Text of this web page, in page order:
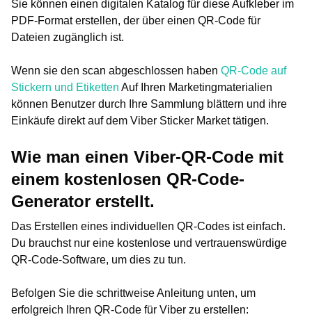
Sie können einen digitalen Katalog für diese Aufkleber im
PDF-Format erstellen, der über einen QR-Code für
Dateien zugänglich ist.
Wenn sie den scan abgeschlossen haben QR-Code auf
Stickern und Etiketten Auf Ihren Marketingmaterialien
können Benutzer durch Ihre Sammlung blättern und ihre
Einkäufe direkt auf dem Viber Sticker Market tätigen.
Wie man einen Viber-QR-Code mit
einem kostenlosen QR-Code-
Generator erstellt.
Das Erstellen eines individuellen QR-Codes ist einfach.
Du brauchst nur eine kostenlose und vertrauenswürdige
QR-Code-Software, um dies zu tun.
Befolgen Sie die schrittweise Anleitung unten, um
erfolgreich Ihren QR-Code für Viber zu erstellen: